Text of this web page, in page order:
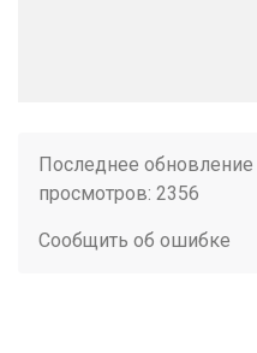
Последнее обновление
просмотров: 2356
Сообщить об ошибке